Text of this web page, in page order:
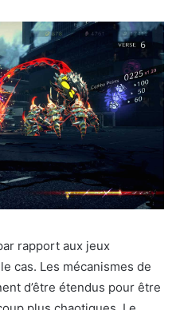
rapport aux jeux
cas. Les mécanismes de
d’être étendus pour être